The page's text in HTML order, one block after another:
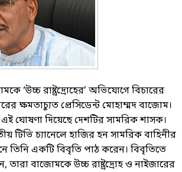
‘উচ্চ রাষ্ট্রদ্রোহের’ অভিযোগে বিচারের
ক্ষমতাচ্যুত প্রেসিডেন্ট মোহাম্মদ বাজোম।
ঘোষণা দিয়েছে দেশটির সামরিক শাসক।
চ্যানেলে হাজির হন সামরিক বাহিনীর
তিনি একটি বিবৃতি পাঠ করেন। বিবৃতিতে
বাজোমকে উচ্চ রাষ্ট্রদ্রোহ ও নাইজারের